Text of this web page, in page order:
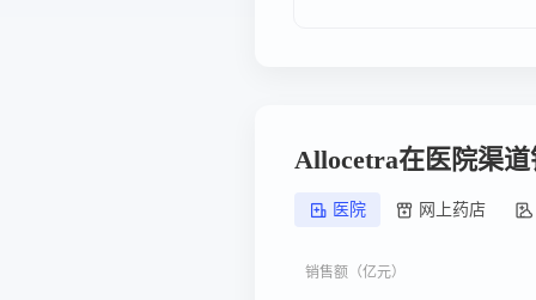
Allocetra在医院渠
医院 网上药店